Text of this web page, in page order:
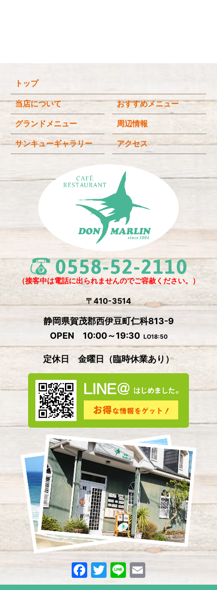
2025年9月(3)
2025年8月(4)
(4)
2025年6月(3)
2025年4月
(2)
2025年3月
(2)
2025年2月
(6)
2024年12月
(1)
2024年11月
2024年10月(1)
2024年9月(5)
2024年6月(4)
2024年5月(4)
2024年4月 (2)
2024年3月(5)
2024年2月(3)
2024年1月(3)
2023年12月
2023年11月(2)
2023年10月(5)
2023年9月(3)
2023年8月(3)
2023年7月(8)
2023年6月(1)
2023年4月(6)
トップ
当店について おすすめメニュー
グランドメニュー 周辺情報
サンキューギャラリー アクセス
（接客中は電話に出られませんのでご容赦ください。）
〒410-3514
静岡県賀茂郡西伊豆町仁科813-9
OPEN 10:00～19:30 LO18:50
定休日 金曜日 （臨時休業あり）
F
a
T
w
Li
n m